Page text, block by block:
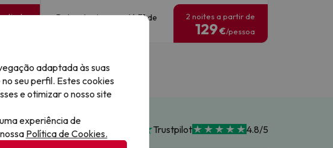
de
Datas de viagem: até 31 de
2 noites a partir de
129€/pessoa
Trustpilot 4.8/5
adaptada às suas
seu perfil. Estes cookies
e otimizar o nosso site
experiência de
Política de Cookies.